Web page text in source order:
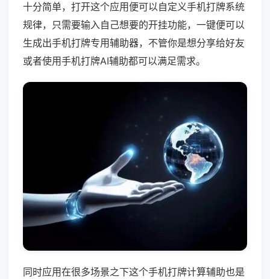
十分简单，打开这个应用便可以自定义手机打牌系统
规律，只需要输入自己想要的开挂功能，一键便可以
生成出手机打牌专用辅助器，不管你是想分享给好友
或者使用手机打牌AI辅助都可以满足需求。
同时应用在很多场景之下这个手机打牌计算辅助也是